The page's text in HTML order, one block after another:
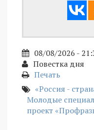
08/08/2026 -
Повестка дня
Печать
«Россия -
Молодые
проект